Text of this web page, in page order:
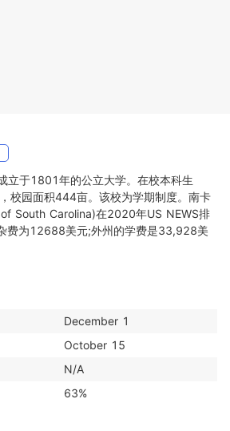
立于1801年的公立大学。在校本科生
校园面积444亩。该校为学期制度。南卡
South Carolina)在2020年US NEWS排
费为12688美元;外州的学费是33,928美
December 1
October 15
N/A
63%